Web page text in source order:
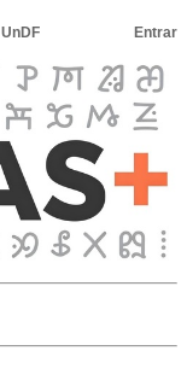
UnDF Entrar